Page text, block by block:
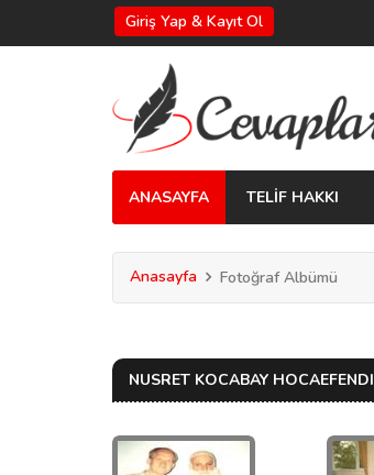
Giriş Yap & Kayıt Ol
ANASAYFA TELİF HAKKI
Anasayfa Fotoğraf Albümü
NUSRET KOCABAY HOCAEFENDI